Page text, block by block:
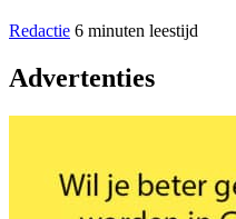
Redactie 6 minuten leestijd
Advertenties